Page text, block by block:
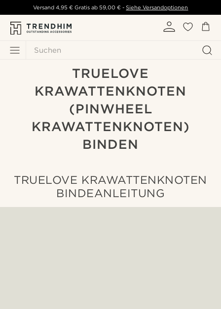
Suchen
Versand 4,95 € Gratis ab59,00 € - Siehe Versandoptionen
TRUELOVE
KRAWATTENKNOTEN
(PINWHEEL
KRAWATTENKNOTEN)
BINDEN
TRUELOVE KRAWATTENKNOTEN
BINDEANLEITUNG